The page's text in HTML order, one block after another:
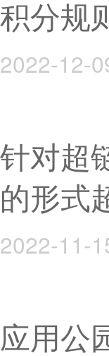
积分规
2022-12-
针对超
的形式
2022-11-
应用公